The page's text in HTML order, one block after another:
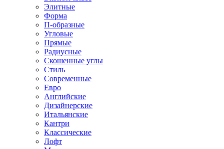
Элитные
Форма
П-образные
Угловые
Прямые
Радиусные
Скошенные углы
Стиль
Современные
Евро
Английские
Дизайнерские
Итальянские
Кантри
Классические
Лофт